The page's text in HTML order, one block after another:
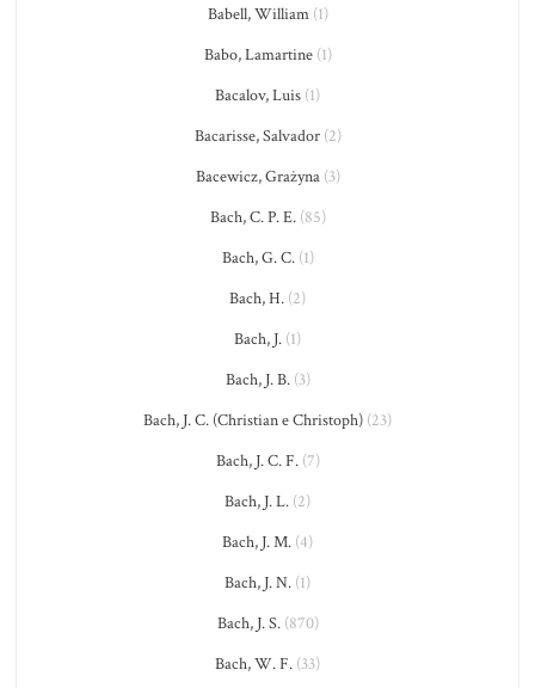
Babell, William(1)
Babo, Lamartine(1)
Bacalov, Luis (1)
Bacarisse, Salvador(2)
Bacewicz, Grażyna(3)
Bach, C. P. E.(85)
Bach, G. C.(1)
Bach, H. (2)
Bach, J. (1)
Bach, J. B.(3)
Bach, J. C. (Christian e Christoph) (23)
Bach, J. C. F.(7)
Bach, J. L. (2)
Bach, J. M. (4)
Bach, J. N. (1)
Bach, J. S.(870)
Bach, W. F. (33)